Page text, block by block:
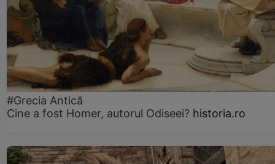
#Grecia Antică
Cine a fost Homer, autorul Odiseei? historia.ro